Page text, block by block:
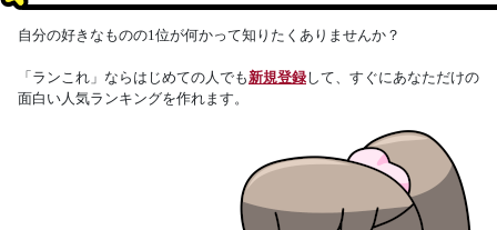
自分の好きなものの1位が何かって知りたくありませんか？
「ランこれ」ならはじめての人でも新規登録して、すぐにあなただけの
面白い人気ランキングを作れます。